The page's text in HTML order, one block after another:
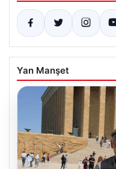
Yan Manşet